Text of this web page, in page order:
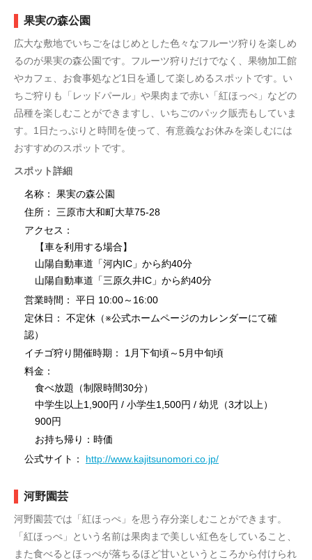
果実の森公園
広大な敷地でいちごをはじめとした色々なフルーツ狩りを楽しめ
るのが果実の森公園です。フルーツ狩りだけでなく、果物加工館
やカフェ、お食事処など1日を通して楽しめるスポットです。い
ちご狩りも「レッドパール」や果肉まで赤い「紅ほっぺ」などの
品種を楽しむことができますし、いちごのパック販売もしていま
す。1日たっぷりと時間を使って、有意義なお休みを楽しむには
おすすめのスポットです。
スポット詳細
名称： 果実の森公園
住所： 三原市大和町大草75-28
アクセス：
【車を利用する場合】
山陽自動車道「河内IC」から約40分
山陽自動車道「三原久井IC」から約40分
営業時間： 平日 10:00～16:00
定休日： 不定休（※公式ホームページのカレンダーにて確
認）
イチゴ狩り開催時期： 1月下旬頃～5月中旬頃
料金：
食べ放題（制限時間30分）
中学生以上1,900円 / 小学生1,500円 / 幼児（3才以上）
900円
お持ち帰り：時価
公式サイト： http://www.kajitsunomori.co.jp/
河野園芸
河野園芸では「紅ほっぺ」を思う存分楽しむことができます。
「紅ほっぺ」という名前は果肉まで美しい紅色をしていること、
また食べるとほっぺが落ちるほど甘いというところから付けられ